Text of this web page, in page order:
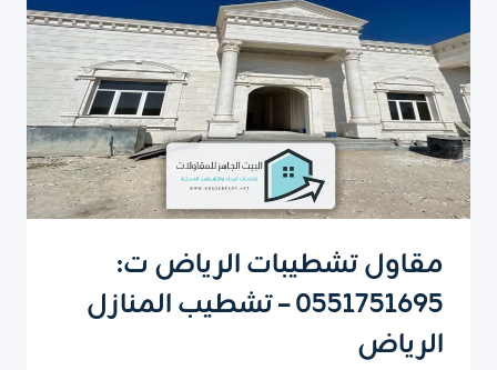
مقاول تشطيبات الرياض ت:
0551751695 – تشطيب المنازل
الرياض